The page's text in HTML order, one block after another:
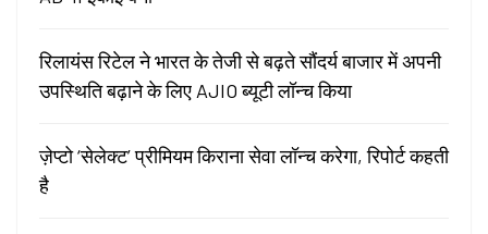
रिलायंस रिटेल ने भारत के तेजी से बढ़ते सौंदर्य बाजार में अपनी
उपस्थिति बढ़ाने के लिए AJIO ब्यूटी लॉन्च किया
ज़ेप्टो ‘सेलेक्ट’ प्रीमियम किराना सेवा लॉन्च करेगा, रिपोर्ट कहती
है